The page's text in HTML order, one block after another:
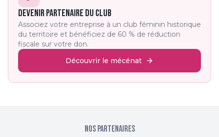
DEVENIR PARTENAIRE DU CLUB
Associez votre entreprise à un club féminin historique
du territoire et bénéficiez de 60 % de réduction
fiscale sur votre don.
Découvrir le mécénat
NOS PARTENAIRES